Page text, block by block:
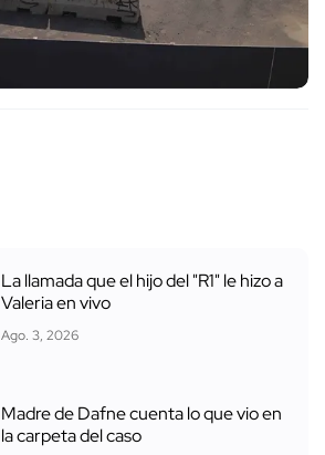
La llamada que el hijo del "R1" le hizo a
Valeria en vivo
Ago. 3, 2026
Madre de Dafne cuenta lo que vio en
la carpeta del caso